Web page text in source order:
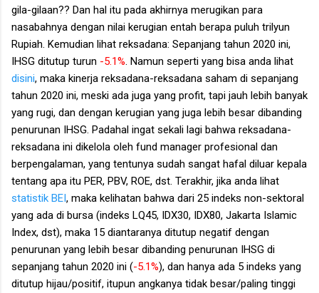
gila-gilaan?? Dan hal itu pada akhirnya merugikan para
nasabahnya dengan nilai kerugian entah berapa puluh trilyun
Rupiah. Kemudian lihat reksadana: Sepanjang tahun 2020 ini,
IHSG ditutup turun -5.1% . Namun seperti yang bisa anda lihat
disini, maka kinerja reksadana-reksadana saham di sepanjang
tahun 2020 ini, meski ada juga yang profit, tapi jauh lebih banyak
yang rugi, dan dengan kerugian yang juga lebih besar dibanding
penurunan IHSG. Padahal ingat sekali lagi bahwa reksadana-
reksadana ini dikelola oleh fund manager profesional dan
berpengalaman, yang tentunya sudah sangat hafal diluar kepala
tentang apa itu PER, PBV, ROE, dst. Terakhir, jika anda lihat
statistik BEI, maka kelihatan bahwa dari 25 indeks non-sektoral
yang ada di bursa (indeks LQ45, IDX30, IDX80, Jakarta Islamic
Index, dst), maka 15 diantaranya ditutup negatif dengan
penurunan yang lebih besar dibanding penurunan IHSG di
sepanjang tahun 2020 ini (-5.1%), dan hanya ada 5 indeks yang
ditutup hijau/positif, itupun angkanya tidak besar/paling tinggi